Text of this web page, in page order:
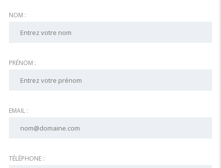
NOM :
PRÉNOM :
EMAIL :
TÉLÉPHONE :